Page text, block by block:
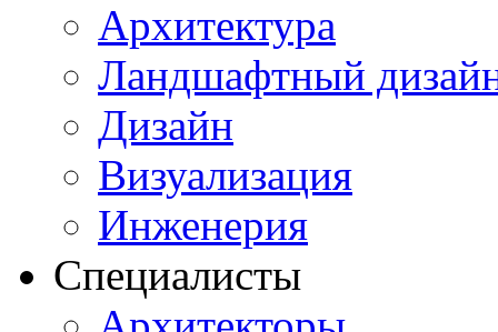
Архитектура
Ландшафтный
Дизайн
Визуализация
Инженерия
Специалисты